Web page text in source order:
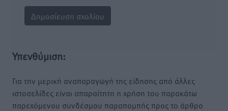
Υπενθύμιση:
Για την μερική αναπαραγωγή της είδησης από άλλες
ιστοσελίδες είναι απαραίτητη η χρήση του παρακάτω
παρεχόμενου συνδέσμου παραπομπής προς το άρθρο